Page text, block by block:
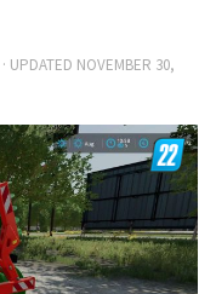
· UPDATED NOVEMBER 30,